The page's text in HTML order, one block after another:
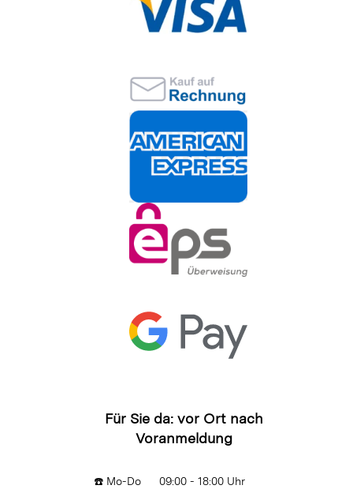
Für Sie da: vor Ort nach
Voranmeldung
☎️ Mo-Do 09:00 - 18:00 Uhr